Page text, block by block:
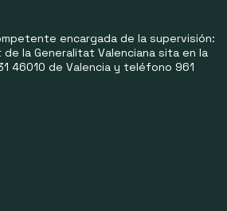
encargada de la supervisión:
la Generalitat Valenciana sita en la
46010 de Valencia y teléfono 961